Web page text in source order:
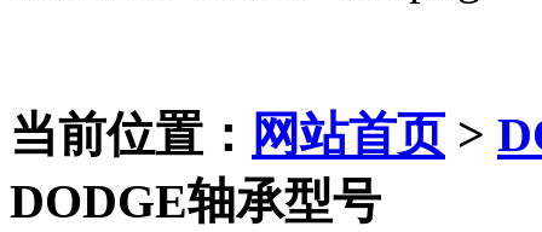
当前位置： 网站首页>
DODGE轴承型号